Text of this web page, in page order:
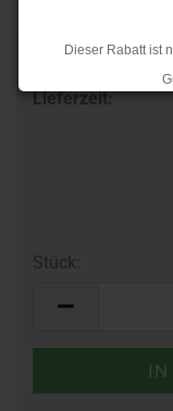
Dieser Rabatt ist
Rückstaus kann
Lieferzeit:
Stück: